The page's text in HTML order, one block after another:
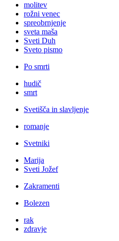
molitev
rožni venec
spreobrnjenje
sveta maša
Sveti Duh
Sveto pismo
Po smrti
hudič
smrt
Svetišča in slavljenje
romanje
Svetniki
Marija
Sveti Jožef
Zakramenti
Bolezen
rak
zdravje